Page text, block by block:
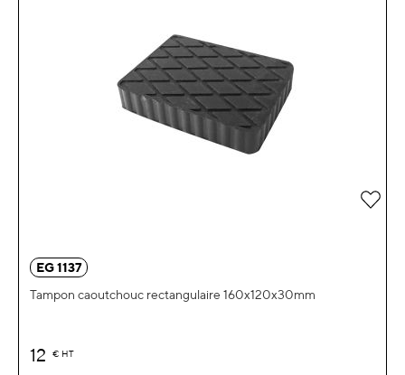
EG 1137
Tampon caoutchouc rectangulaire 160x120x30mm
12 € HT